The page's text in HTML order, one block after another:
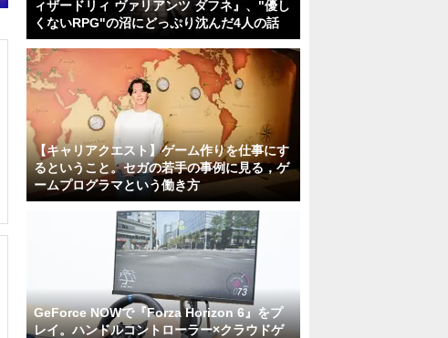
ィザードリィ ヴァリアンツ ダフネ』、"優し
くないRPG"の沼にどっぷり沈んだ4人の話
【キャリアクエスト】ゲーム作りを仕事にす
るということ。セガの若手の事例に見る，ゲ
ームプログラマという働き方
GeForce NOWで『Forza Horizon 6』をプ
レイ。ハンドルコントローラー×クラウドゲ